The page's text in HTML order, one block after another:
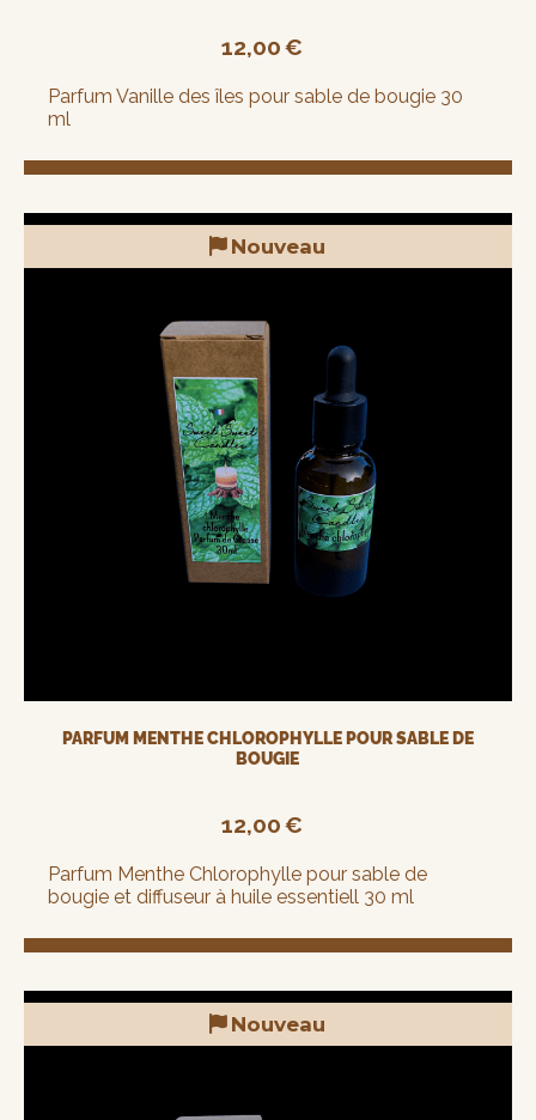
12,00€
Parfum Vanille des îles pour sable de bougie 30
ml
Nouveau
PARFUM MENTHE CHLOROPHYLLE POUR SABLE DE
BOUGIE
12,00€
Parfum Menthe Chlorophylle pour sable de
bougie et diffuseur à huile essentiell 30 ml
Nouveau